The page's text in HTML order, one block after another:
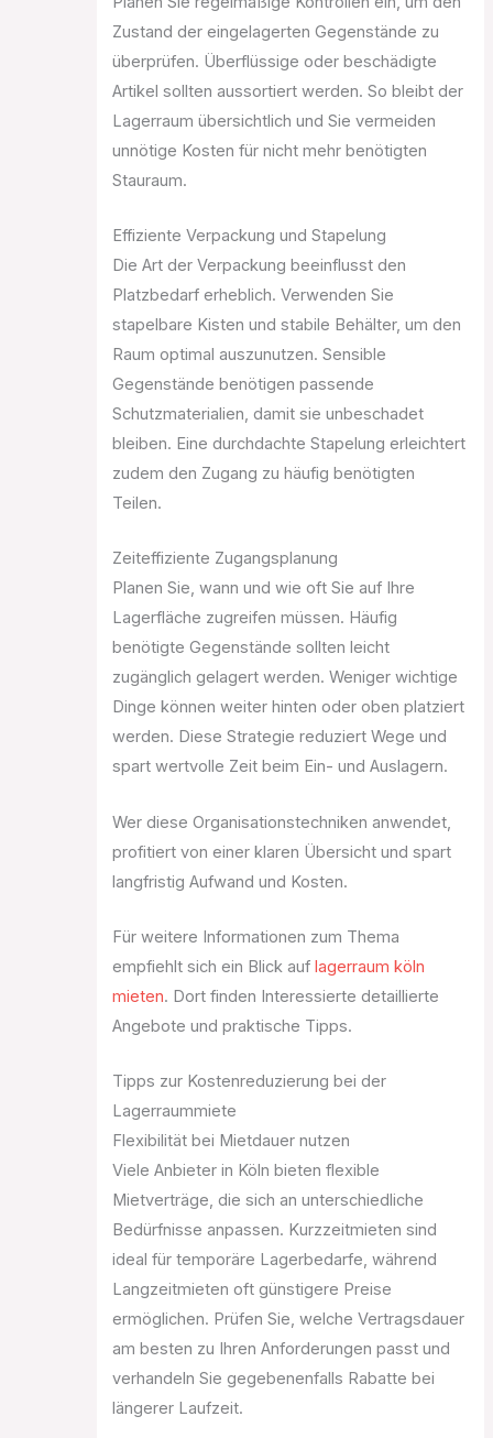
Zustand der eingelagerten Gegenstände zu
überprüfen. Überflüssige oder beschädigte
Artikel sollten aussortiert werden. So bleibt der
Lagerraum übersichtlich und Sie vermeiden
unnötige Kosten für nicht mehr benötigten
Stauraum.
Effiziente Verpackung und Stapelung
Die Art der Verpackung beeinflusst den
Platzbedarf erheblich. Verwenden Sie
stapelbare Kisten und stabile Behälter, um den
Raum optimal auszunutzen. Sensible
Gegenstände benötigen passende
Schutzmaterialien, damit sie unbeschadet
bleiben. Eine durchdachte Stapelung erleichtert
zudem den Zugang zu häufig benötigten
Teilen.
Zeiteffiziente Zugangsplanung
Planen Sie, wann und wie oft Sie auf Ihre
Lagerfläche zugreifen müssen. Häufig
benötigte Gegenstände sollten leicht
zugänglich gelagert werden. Weniger wichtige
Dinge können weiter hinten oder oben platziert
werden. Diese Strategie reduziert Wege und
spart wertvolle Zeit beim Ein- und Auslagern.
Wer diese Organisationstechniken anwendet,
profitiert von einer klaren Übersicht und spart
langfristig Aufwand und Kosten.
Für weitere Informationen zum Thema
empfiehlt sich ein Blick auflagerraum köln
mieten. Dort finden Interessierte detaillierte
Angebote und praktische Tipps.
Tipps zur Kostenreduzierung bei der
Lagerraummiete
Flexibilität bei Mietdauer nutzen
Viele Anbieter in Köln bieten flexible
Mietverträge, die sich an unterschiedliche
Bedürfnisse anpassen. Kurzzeitmieten sind
ideal für temporäre Lagerbedarfe, während
Langzeitmieten oft günstigere Preise
ermöglichen. Prüfen Sie, welche Vertragsdauer
am besten zu Ihren Anforderungen passt und
verhandeln Sie gegebenenfalls Rabatte bei
längerer Laufzeit.